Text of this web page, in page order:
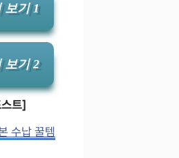
보기 1
보기 2
트]
수납 꿀템